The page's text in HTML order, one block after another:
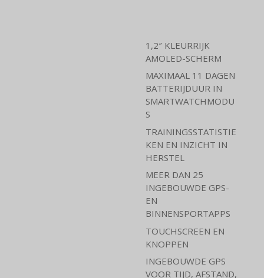
1,2″ KLEURRIJK
AMOLED-SCHERM
MAXIMAAL 11 DAGEN
BATTERIJDUUR IN
SMARTWATCHMODU
S
TRAININGSSTATISTIE
KEN EN INZICHT IN
HERSTEL
MEER DAN 25
INGEBOUWDE GPS-
EN
BINNENSPORTAPPS
TOUCHSCREEN EN
KNOPPEN
INGEBOUWDE GPS
VOOR TIJD, AFSTAND,